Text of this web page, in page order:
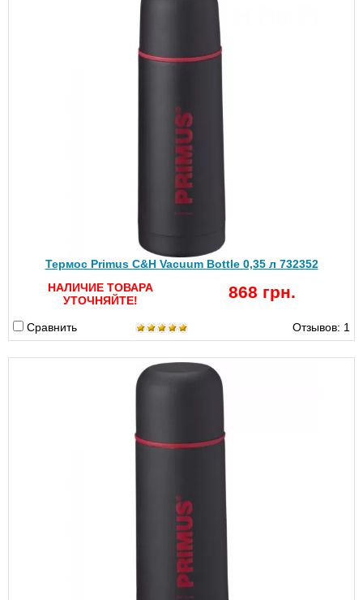
Термос Primus C&H Vacuum Bottle 0,35 л 732352
НАЛИЧИЕ ТОВАРА
УТОЧНЯЙТЕ!
868 грн.
Сравнить Отзывов: 1